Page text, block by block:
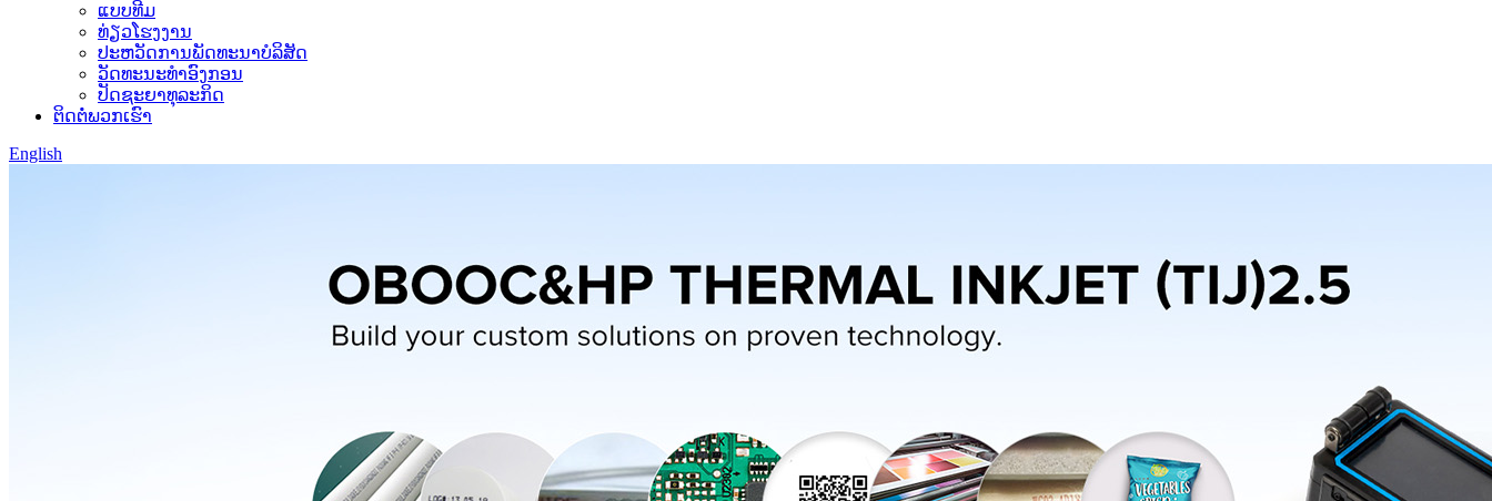
ແບບທີມ
ທ່ຽວໂຮງງານ
ປະຫວັດການພັດທະນາບໍລິສັດ
ວັດທະນະທໍາອົງກອນ
ປັດຊະຍາທຸລະກິດ
ຕິດຕໍ່ພວກເຮົາ
English